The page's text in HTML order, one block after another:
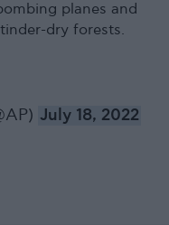
planes and
dry forests.
July 18, 2022